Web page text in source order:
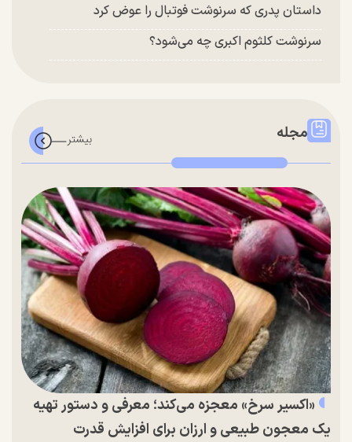
داستان پدری که سرنوشت فوتبال را عوض کرد
سرنوشت کلثوم اکبری چه می‌شود؟
مجله
«اکسیر سرخ» معجزه می‌کند؛ معرفی و دستور تهیه
یک معجون طبیعی و ارزان برای افزایش قدرت